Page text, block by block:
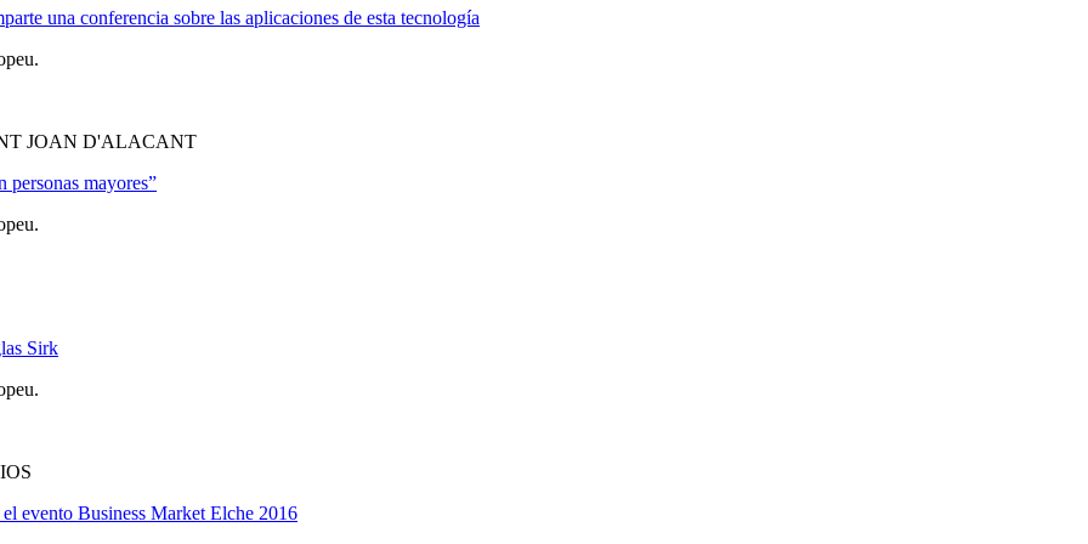
una conferencia sobre las aplicaciones de esta tecnología
JOAN D'ALACANT
personas mayores”
Sirk
evento Business Market Elche 2016